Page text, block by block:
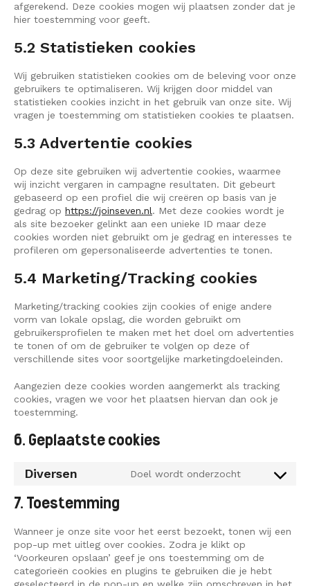
afgerekend. Deze cookies mogen wij plaatsen zonder dat je
hier toestemming voor geeft.
5.2 Statistieken cookies
Wij gebruiken statistieken cookies om de beleving voor onze
gebruikers te optimaliseren. Wij krijgen door middel van
statistieken cookies inzicht in het gebruik van onze site. Wij
vragen je toestemming om statistieken cookies te plaatsen.
5.3 Advertentie cookies
Op deze site gebruiken wij advertentie cookies, waarmee
wij inzicht vergaren in campagne resultaten. Dit gebeurt
gebaseerd op een profiel die wij creëren op basis van je
gedrag op https://joinseven.nl. Met deze cookies wordt je
als site bezoeker gelinkt aan een unieke ID maar deze
cookies worden niet gebruikt om je gedrag en interesses te
profileren om gepersonaliseerde advertenties te tonen.
5.4 Marketing/Tracking cookies
Marketing/tracking cookies zijn cookies of enige andere
vorm van lokale opslag, die worden gebruikt om
gebruikersprofielen te maken met het doel om advertenties
te tonen of om de gebruiker te volgen op deze of
verschillende sites voor soortgelijke marketingdoeleinden.
Aangezien deze cookies worden aangemerkt als tracking
cookies, vragen we voor het plaatsen hiervan dan ook je
toestemming.
6. Geplaatste cookies
Diversen Doel wordt onderzocht
Consent
7. Toestemming
Wanneer je onze site voor het eerst bezoekt, tonen wij een
pop-up met uitleg over cookies. Zodra je klikt op
‘Voorkeuren opslaan’ geef je ons toestemming om de
categorieën cookies en plugins te gebruiken die je hebt